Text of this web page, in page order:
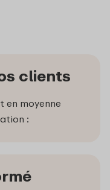
clients
en moyenne
: